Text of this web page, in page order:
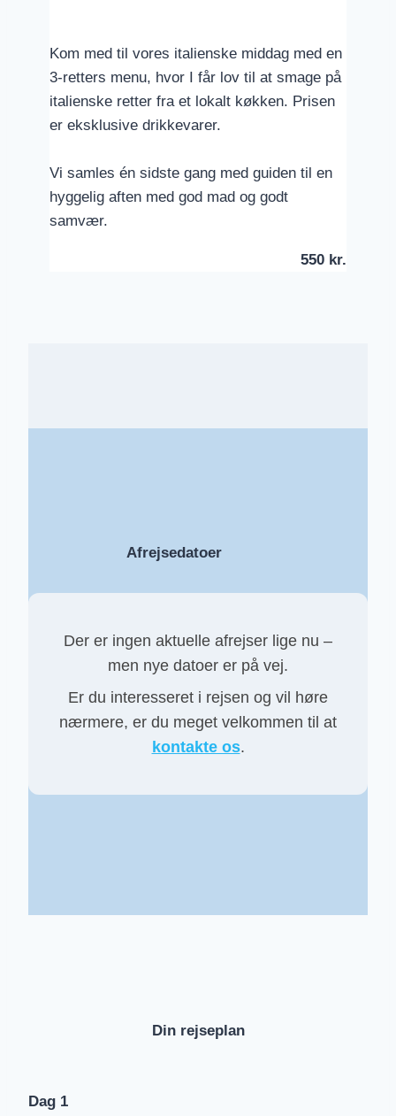
Kom med til vores italienske middag med en
3-retters menu, hvor I får lov til at smage på
italienske retter fra et lokalt køkken. Prisen
er eksklusive drikkevarer.
Vi samles én sidste gang med guiden til en
hyggelig aften med god mad og godt
samvær.
550 kr.
Afrejsedatoer
Der er ingen aktuelle afrejser lige nu –
men nye datoer er på vej.
Er du interesseret i rejsen og vil høre
nærmere, er du meget velkommen til at
kontakte os.
Din rejseplan
Dag 1